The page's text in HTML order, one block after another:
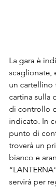
La gara è
scaglionate,
un cartellino
cartina sulla
di controllo
indicato. In
punto di
troverà un
bianco e
servirà per